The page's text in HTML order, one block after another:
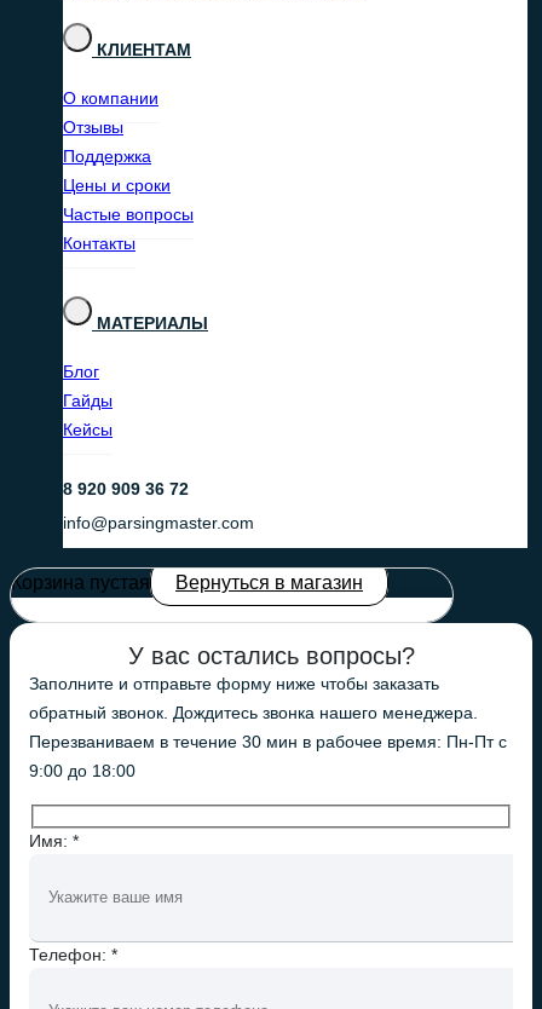
КЛИЕНТАМ
О компании
Отзывы
Поддержка
Цены и сроки
Частые вопросы
Контакты
МАТЕРИАЛЫ
Блог
Гайды
Кейсы
8 920 909 36 72
info@parsingmaster.com
Корзина пустая Вернуться в магазин
У вас остались вопросы?
Заполните и отправьте форму ниже чтобы заказать
обратный звонок. Дождитесь звонка нашего менеджера.
Перезваниваем в течение 30 мин в рабочее время: Пн-Пт с
9:00 до 18:00
Имя: *
Телефон: *